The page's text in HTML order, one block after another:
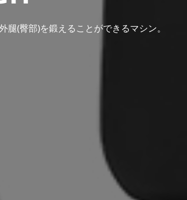
腿(臀部)を鍛えることができるマシン。